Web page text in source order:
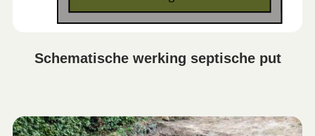
Schematische werking septische put